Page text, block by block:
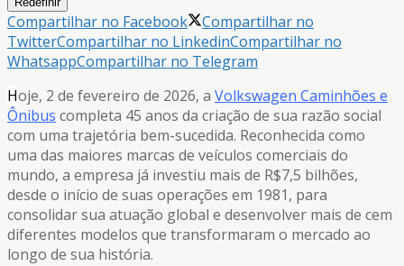
Compartilhar no Facebook
Compartilhar no
TwitterCompartilhar no LinkedinCompartilhar no
WhatsappCompartilhar no Telegram
Hoje, 2 de fevereiro de 2026, a Volkswagen Caminhões e
Ônibus completa 45 anos da criação de sua razão social
com uma trajetória bem-sucedida. Reconhecida como
uma das maiores marcas de veículos comerciais do
mundo, a empresa já investiu mais de R$7,5 bilhões,
desde o início de suas operações em 1981, para
consolidar sua atuação global e desenvolver mais de cem
diferentes modelos que transformaram o mercado ao
longo de sua história.